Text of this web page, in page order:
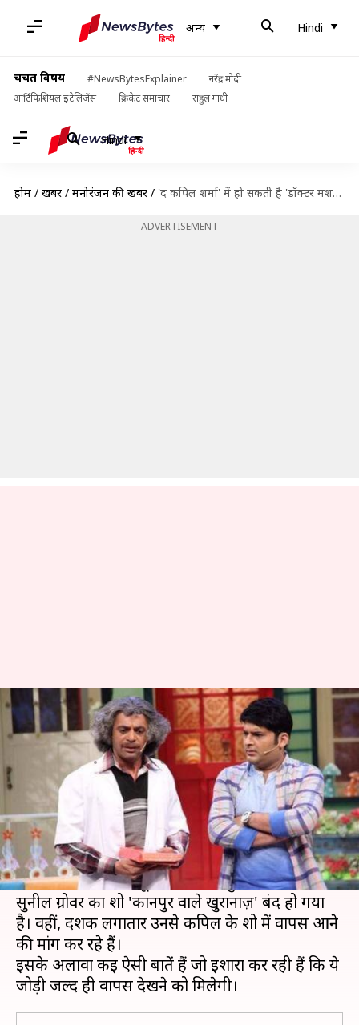
अन्य Hindi
चर्चित विषय #NewsBytesExplainer
नरेंद्र मोदी
आर्टिफिशियल इंटेलिजेंस
क्रिकेट समाचार राहुल गांधी
Hindi
होम / खबरें / मनोरंजन की खबरें / 'द कपिल शर्मा' में हो सकती है 'डॉक्टर मशहूर गुलाटी' की वापसी
ADVERTISEMENT
'द कपिल शर्मा' में हो सकती है
'डॉक्टर मशहूर गुलाटी' की वापसी
स्वाति पाण्डेय Jan 16, 2019 08:25 pm
क्या है खबर?
कपिल शर्मा ने टीवी पर दमदार वापसी कर ली है। 'द
कपिल शर्मा शो' को दर्शकों का बेशुमार प्यार मिल रहा है।
शो TRP के मामले में दूसरे नंबर पर पहुंच गया है।
सुनील ग्रोवर का शो 'कानपुर वाले खुरानाज़' बंद हो गया
है। वहीं, दर्शक लगातार उनसे कपिल के शो में वापस आने
की मांग कर रहे हैं।
इसके अलावा कई ऐसी बातें हैं जो इशारा कर रही हैं कि ये